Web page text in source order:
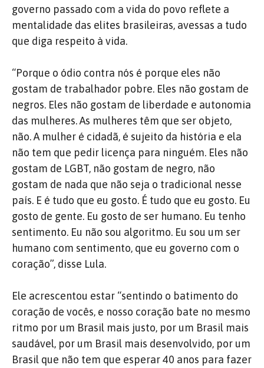
governo passado com a vida do povo reflete a
mentalidade das elites brasileiras, avessas a tudo
que diga respeito à vida.
“Porque o ódio contra nós é porque eles não
gostam de trabalhador pobre. Eles não gostam de
negros. Eles não gostam de liberdade e autonomia
das mulheres. As mulheres têm que ser objeto,
não. A mulher é cidadã, é sujeito da história e ela
não tem que pedir licença para ninguém. Eles não
gostam de LGBT, não gostam de negro, não
gostam de nada que não seja o tradicional nesse
país. E é tudo que eu gosto. É tudo que eu gosto. Eu
gosto de gente. Eu gosto de ser humano. Eu tenho
sentimento. Eu não sou algoritmo. Eu sou um ser
humano com sentimento, que eu governo com o
coração”, disse Lula.
Ele acrescentou estar “sentindo o batimento do
coração de vocês, e nosso coração bate no mesmo
ritmo por um Brasil mais justo, por um Brasil mais
saudável, por um Brasil mais desenvolvido, por um
Brasil que não tem que esperar 40 anos para fazer